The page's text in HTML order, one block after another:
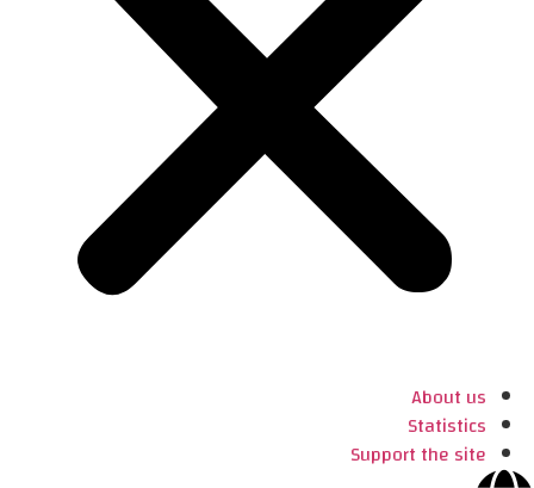
About us
Statistics
Support the site